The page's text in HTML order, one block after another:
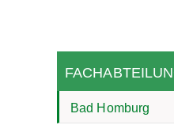
Bad Homburg